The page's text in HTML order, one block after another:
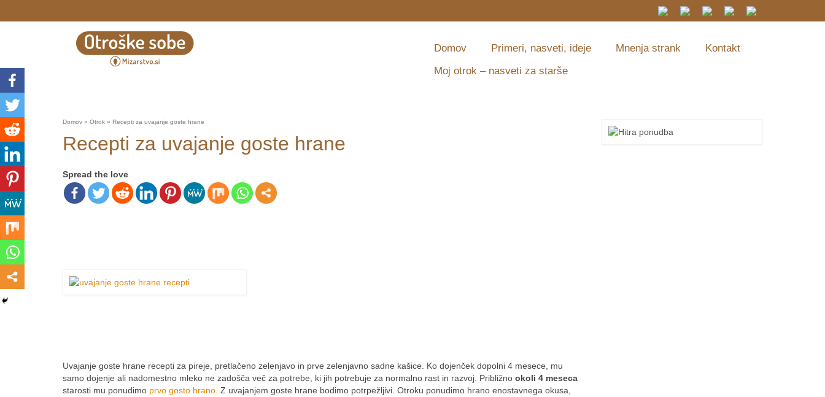
Domov Primeri, nasveti, ideje Mnenja strank
Kontakt
Moj otrok – nasveti za starše
Domov » Otrok » Recepti za uvajanje goste hrane
Recepti za uvajanje goste hrane
Spread the love
Uvajanje goste hrane recepti za pireje, pretlačeno zelenjavo in prve zelenjavno sadne kašice. Ko dojenček dopolni 4 mesece, mu
samo dojenje ali nadomestno mleko ne zadošča več za potrebe, ki jih potrebuje za normalno rast in razvoj. Približno okoli 4 meseca
starosti mu ponudimo prvo gosto hrano. Z uvajanjem goste hrane bodimo potrpežljivi. Otroku ponudimo hrano enostavnega okusa,